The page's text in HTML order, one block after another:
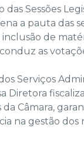
das Sessões
a pauta das
inclusão de
as
Serviços
Diretora
Câmara,
na gestão dos